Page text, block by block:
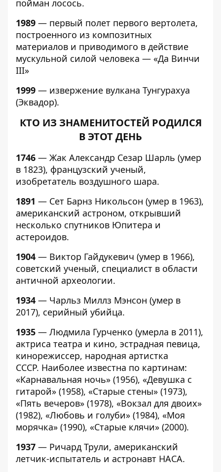
пойман лосось.
1989 — первый полет первого вертолета,
построенного из композитных
материалов и приводимого в действие
мускульной силой человека — «Да Винчи
III»
1999 — извержение вулкана Тунгурахуа
(Эквадор).
КТО ИЗ ЗНАМЕНИТОСТЕЙ РОДИЛСЯ
В ЭТОТ ДЕНЬ
1746 — Жак Александр Сезар Шарль (умер
в 1823), французский ученый,
изобретатель воздушного шара.
1891 — Сет Барнз Никольсон (умер в 1963),
американский астроном, открывший
несколько спутников Юпитера и
астероидов.
1904 — Виктор Гайдукевич (умер в 1966),
советский ученый, специалист в области
античной археологии.
1934 — Чарльз Миллз Мэнсон (умер в
2017), серийный убийца.
1935 — Людмила Гурченко (умерла в 2011),
актриса театра и кино, эстрадная певица,
кинорежиссер, народная артистка
СССР. Наиболее известна по картинам:
«Карнавальная ночь» (1956), «Девушка с
гитарой» (1958), «Старые стены» (1973),
«Пять вечеров» (1978), «Вокзал для двоих»
(1982), «Любовь и голуби» (1984), «Моя
морячка» (1990), «Старые клячи» (2000).
1937 — Ричард Трули, американский
летчик-испытатель и астронавт НАСА.